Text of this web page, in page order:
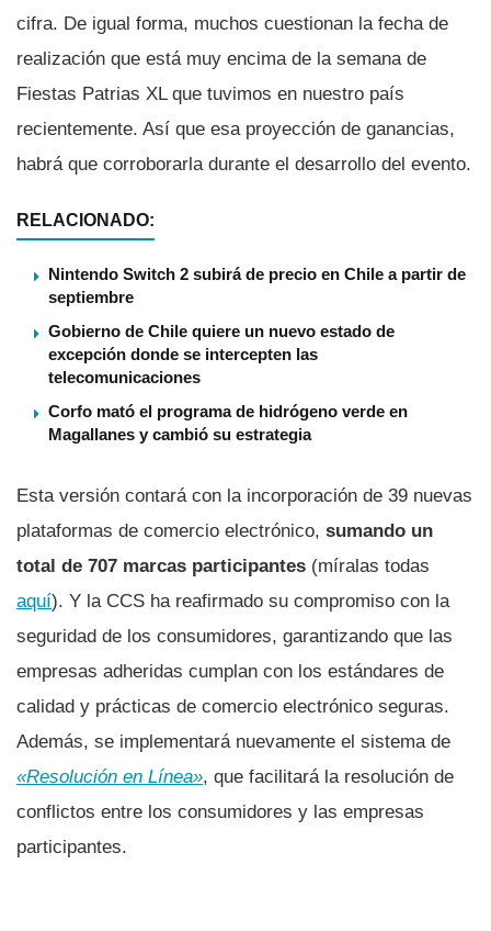
cifra. De igual forma, muchos cuestionan la fecha de
realización que está muy encima de la semana de
Fiestas Patrias XL que tuvimos en nuestro país
recientemente. Así que esa proyección de ganancias,
habrá que corroborarla durante el desarrollo del evento.
RELACIONADO:
Nintendo Switch 2 subirá de precio en Chile a partir de
septiembre
Gobierno de Chile quiere un nuevo estado de
excepción donde se intercepten las
telecomunicaciones
Corfo mató el programa de hidrógeno verde en
Magallanes y cambió su estrategia
Esta versión contará con la incorporación de 39 nuevas
plataformas de comercio electrónico, sumando un
total de 707 marcas participantes (míralas todas
aquí). Y la CCS ha reafirmado su compromiso con la
seguridad de los consumidores, garantizando que las
empresas adheridas cumplan con los estándares de
calidad y prácticas de comercio electrónico seguras.
Además, se implementará nuevamente el sistema de
«Resolución en Línea», que facilitará la resolución de
conflictos entre los consumidores y las empresas
participantes.